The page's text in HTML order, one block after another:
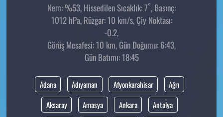
Nem: %53, Hissedilen Sıcaklık: 7°, Basınç:
1012 hPa, Rüzgar: 10 km/s, Çiy Noktası:
-0.2,
Görüş Mesafesi: 10 km, Gün Doğumu: 6:43,
Gün Batımı: 18:45
Adana Adıyaman Afyonkarahisar
Ağrı
Aksaray
Amasya Ankara
Antalya